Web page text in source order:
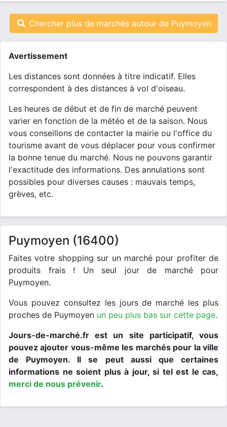
Chercher plus de marchés autour de Puymoyen
Avertissement
Les distances sont données à titre indicatif. Elles
correspondent à des distances à vol d'oiseau.
Les heures de début et de fin de marché peuvent
varier en fonction de la météo et de la saison. Nous
vous conseillons de contacter la mairie ou l'office du
tourisme avant de vous déplacer pour vous confirmer
la bonne tenue du marché. Nous ne pouvons garantir
l'exactitude des informations. Des annulations sont
possibles pour diverses causes : mauvais temps,
grèves, etc.
Puymoyen (16400)
Faites votre shopping sur un marché pour profiter de
produits frais ! Un seul jour de marché pour
Puymoyen.
Vous pouvez consultez les jours de marché les plus
proches de Puymoyen un peu plus bas sur cette page.
Jours-de-marché.fr est un site participatif, vous
pouvez ajouter vous-même les marchés pour la ville
de Puymoyen. Il se peut aussi que certaines
informations ne soient plus à jour, si tel est le cas,
merci de nous prévenir.